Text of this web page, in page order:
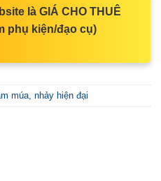
là GIÁ CHO THUÊ
phụ kiện/đạo cụ)
múa, nhảy hiện đại